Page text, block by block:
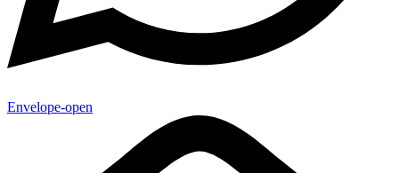
Envelope-open